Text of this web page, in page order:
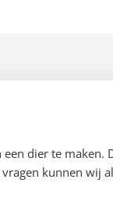
dier te maken.
kunnen wij